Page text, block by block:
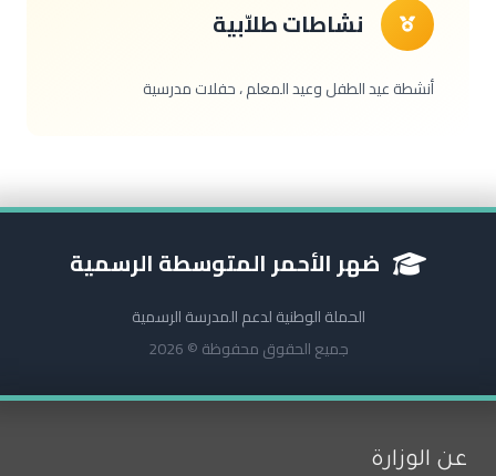
نشاطات طلاّبية
أنشطة عيد الطفل وعيد المعلم ، حفلات مدرسية
ضهر الأحمر المتوسطة الرسمية
الحملة الوطنية لدعم المدرسة الرسمية
جميع الحقوق محفوظة © 2026
عن الوزارة